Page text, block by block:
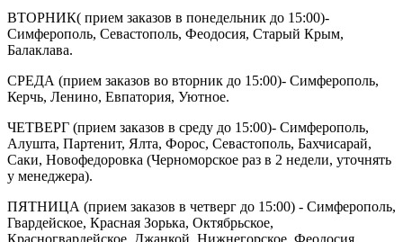
ВТОРНИК( прием заказов в понедельник до 15:00)-
Симферополь, Севастополь, Феодосия, Старый Крым,
Балаклава.
СРЕДА (прием заказов во вторник до 15:00)- Симферополь,
Керчь, Ленино, Евпатория, Уютное.
ЧЕТВЕРГ (прием заказов в среду до 15:00)- Симферополь,
Алушта, Партенит, Ялта, Форос, Севастополь, Бахчисарай,
Саки, Новофедоровка (Черноморское раз в 2 недели, уточнять
у менеджера).
ПЯТНИЦА (прием заказов в четверг до 15:00) - Симферополь,
Гвардейское, Красная Зорька, Октябрьское,
Красногвардейское, Джанкой, Нижнегорское, Феодосия,